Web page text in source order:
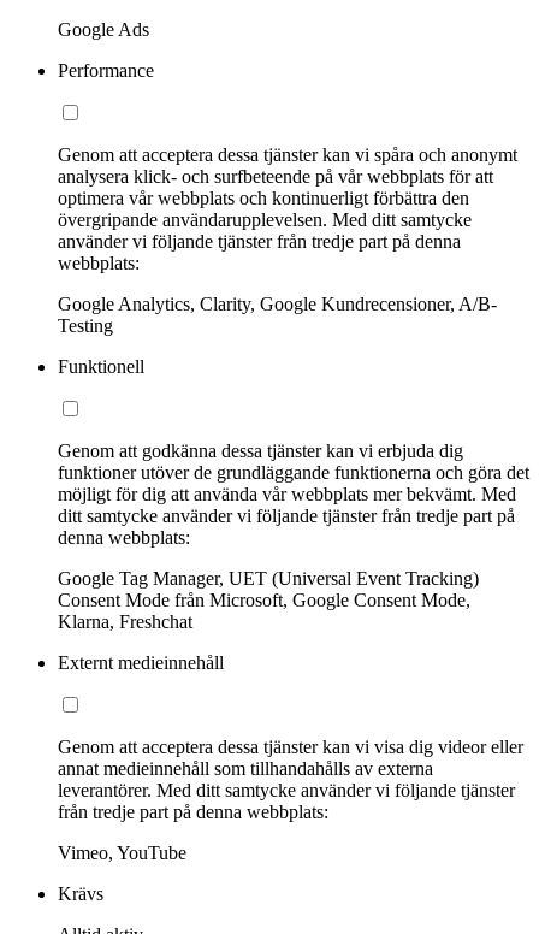
Google Ads
Performance
Genom att acceptera dessa tjänster kan vi spåra och anonymt
analysera klick- och surfbeteende på vår webbplats för att
optimera vår webbplats och kontinuerligt förbättra den
övergripande användarupplevelsen. Med ditt samtycke
använder vi följande tjänster från tredje part på denna
webbplats:
Google Analytics, Clarity, Google Kundrecensioner, A/B-
Testing
Funktionell
Genom att godkänna dessa tjänster kan vi erbjuda dig
funktioner utöver de grundläggande funktionerna och göra det
möjligt för dig att använda vår webbplats mer bekvämt. Med
ditt samtycke använder vi följande tjänster från tredje part på
denna webbplats:
Google Tag Manager, UET (Universal Event Tracking)
Consent Mode från Microsoft, Google Consent Mode,
Klarna, Freshchat
Externt medieinnehåll
Genom att acceptera dessa tjänster kan vi visa dig videor eller
annat medieinnehåll som tillhandahålls av externa
leverantörer. Med ditt samtycke använder vi följande tjänster
från tredje part på denna webbplats:
Vimeo, YouTube
Krävs